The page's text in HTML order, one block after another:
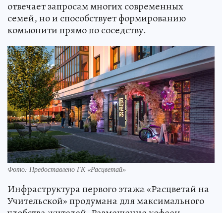
отвечает запросам многих современных
семей, но и способствует формированию
комьюнити прямо по соседству.
Фото: Предоставлено ГК «Расцветай»
Инфраструктура первого этажа «Расцветай на
Учительской» продумана для максимального